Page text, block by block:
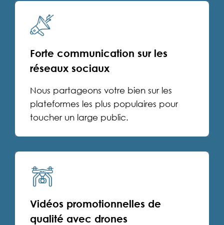
Forte communication sur les
réseaux sociaux
Nous partageons votre bien sur les
plateformes les plus populaires pour
toucher un large public.
Vidéos promotionnelles de
qualité avec drones